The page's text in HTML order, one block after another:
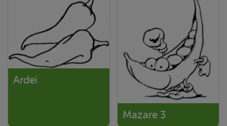
Ardei
Mazare 3